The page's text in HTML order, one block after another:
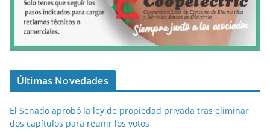
Últimas Novedades
El Senado aprobó la ley de propiedad privada tras eliminar
dos capítulos para reunir los votos